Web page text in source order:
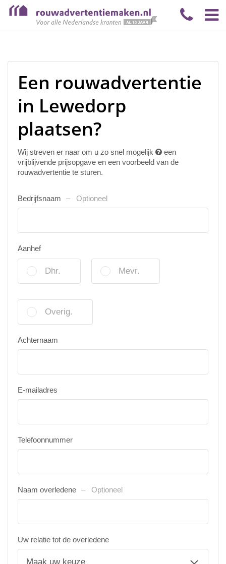
Een rouwadvertentie
in Lewedorp
plaatsen?
Wij streven er naar om u zo snel mogelijk
een
vrijblijvende prijsopgave en een voorbeeld van de
rouwadvertentie te sturen.
Bedrijfsnaam Optioneel
Aanhef
Dhr. Mevr.
Overig.
Achternaam
E-mailadres
Telefoonnummer
Naam overledene Optioneel
Uw relatie tot de overledene